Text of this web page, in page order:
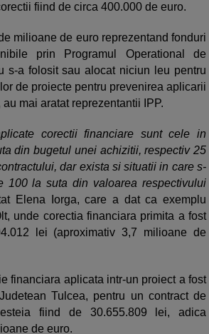
fiind de circa 400.000 de euro.
milioane de euro reprezentand fonduri
prin Programul Operational de
s-a folosit sau alocat niciun leu pentru
de proiecte pentru prevenirea aplicarii
mai aratat reprezentantii IPP.
corectii financiare sunt cele in
din bugetul unei achizitii, respectiv 25
dar exista si situatii in care s‐
100 la suta din valoarea respectivului
Elena Iorga, care a dat ca exemplu
unde corectia financiara primita a fost
lei (aproximativ 3,7 milioane de
financiara aplicata intr‐un proiect a fost
Tulcea, pentru un contract de
fiind de 30.655.809 lei, adica
de euro.